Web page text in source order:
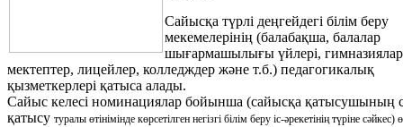
Сайысқа түрлі деңгейдегі білім беру
мекемелерінің (балабақша, балалар
шығармашылығы үйлері,
мектептер, лицейлер, колледждер және т.б.) педагогикалық
қызметкерлері қатыса алады.
Сайыс келесі номинациялар бойынша (сайысқа қатысушының
қатысу туралы өтінімінде көрсетілген негізгі білім беру іс-әрекетінің түріне сәйкес)